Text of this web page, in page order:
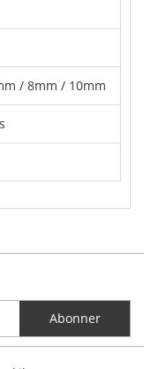
/ 8mm / 10mm